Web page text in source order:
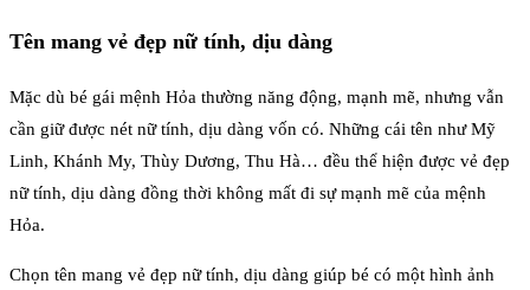
Tên mang vẻ đẹp nữ tính, dịu dàng
Mặc dù bé gái mệnh Hỏa thường năng động, mạnh mẽ, nhưng vẫn
cần giữ được nét nữ tính, dịu dàng vốn có. Những cái tên như Mỹ
Linh, Khánh My, Thùy Dương, Thu Hà… đều thể hiện được vẻ đẹp
nữ tính, dịu dàng đồng thời không mất đi sự mạnh mẽ của mệnh
Hỏa.
Chọn tên mang vẻ đẹp nữ tính, dịu dàng giúp bé có một hình ảnh